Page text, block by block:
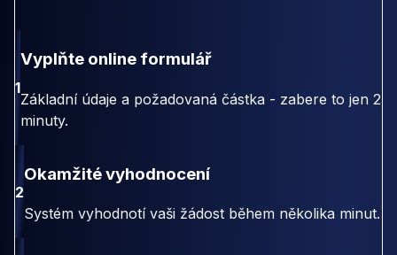
1
Vyplňte online formulář
Základní údaje a požadovaná částka - zabere to jen 2
minuty.
2
Okamžité vyhodnocení
Systém vyhodnotí vaši žádost během několika minut.